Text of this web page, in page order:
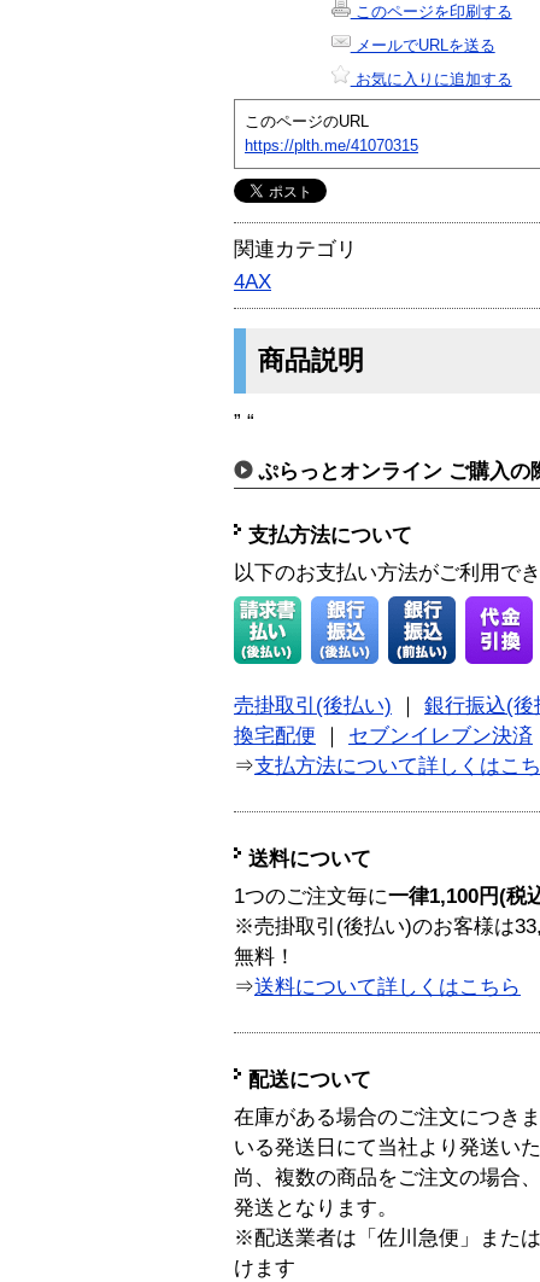
このページを印刷する
メールでURLを送る
お気に入りに追加する
このページのURL
https://plth.me/41070315
関連カテゴリ
4AX
商品説明
” “
ぷらっとオンライン ご購入の
支払方法について
以下のお支払い方法がご利用で
売掛取引(後払い)
銀行振込(後
換宅配便
セブンイレブン決済
⇒支払方法について詳しくはこ
送料について
1つのご注文毎に一律1,100円(税
※売掛取引(後払い)のお客様は
無料！
⇒送料について詳しくはこちら
配送について
在庫がある場合のご注文につき
いる発送日にて当社より発送い
尚、複数の商品をご注文の場合
発送となります。
※配送業者は「佐川急便」また
けます